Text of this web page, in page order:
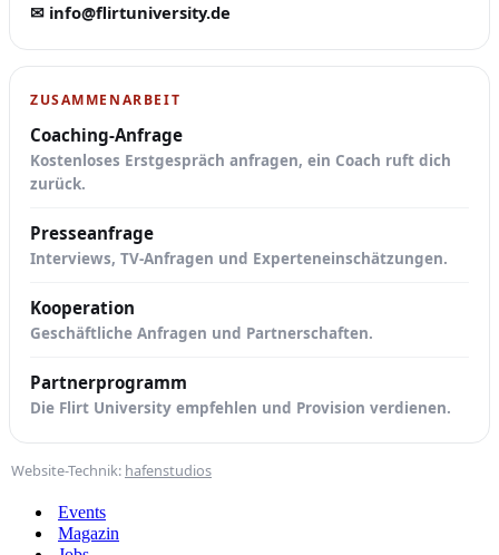
✉ info@flirtuniversity.de
ZUSAMMENARBEIT
Coaching-Anfrage
Kostenloses Erstgespräch anfragen, ein Coach ruft dich
zurück.
Presseanfrage
Interviews, TV-Anfragen und Experteneinschätzungen.
Kooperation
Geschäftliche Anfragen und Partnerschaften.
Partnerprogramm
Die Flirt University empfehlen und Provision verdienen.
Website-Technik: hafenstudios
Events
Magazin